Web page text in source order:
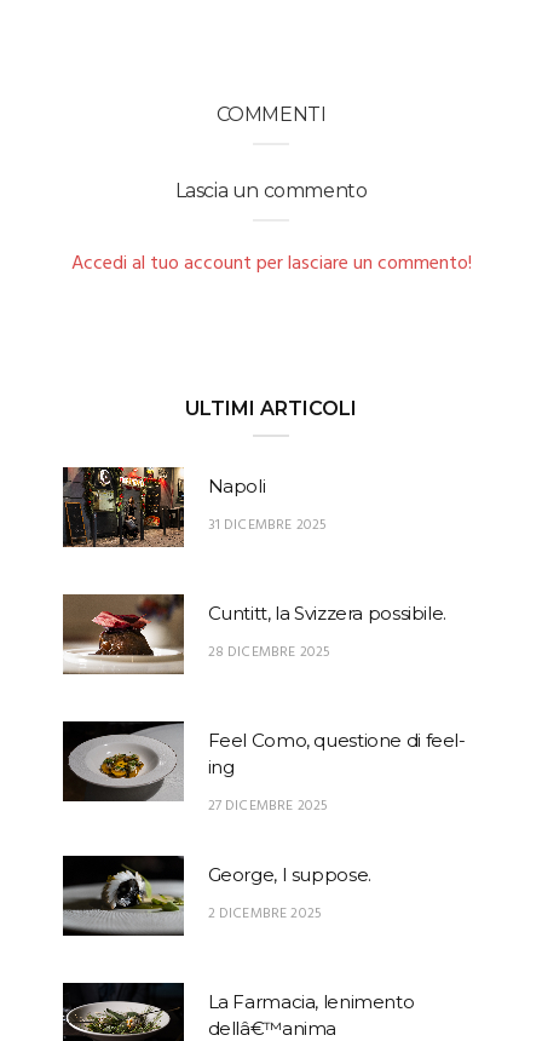
COMMENTI
Lascia un commento
Accedi al tuo account per lasciare un commento!
ULTIMI ARTICOLI
Napoli
31 DICEMBRE 2025
Cuntitt, la Svizzera possibile.
28 DICEMBRE 2025
Feel Como, questione di feel-
ing
27 DICEMBRE 2025
George, I suppose.
2 DICEMBRE 2025
La Farmacia, lenimento
dellâ€™anima